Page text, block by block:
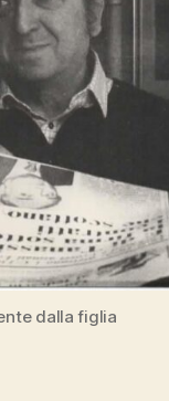
dalla figlia